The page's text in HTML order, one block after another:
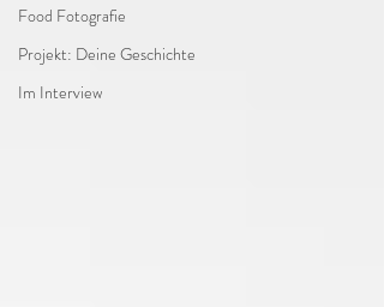
Food Fotografie
Projekt: Deine Geschichte
Im Interview